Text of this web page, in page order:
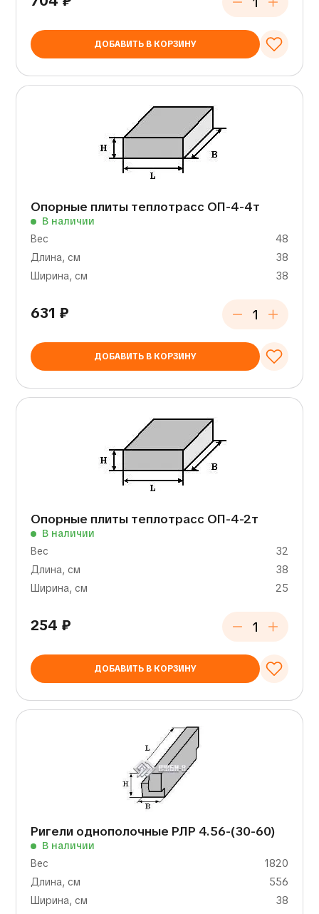
ДОБАВИТЬ В КОРЗИНУ
Опорные плиты теплотрасс ОП-4-4т
В наличии
Вес
48
Длина, см
38
Ширина, см
38
631 ₽
ДОБАВИТЬ В КОРЗИНУ
Опорные плиты теплотрасс ОП-4-2т
В наличии
Вес
32
Длина, см
38
Ширина, см
25
254 ₽
ДОБАВИТЬ В КОРЗИНУ
Ригели однополочные РЛР 4.56-(30-60)
В наличии
Вес
1820
Длина, см
556
Ширина, см
38